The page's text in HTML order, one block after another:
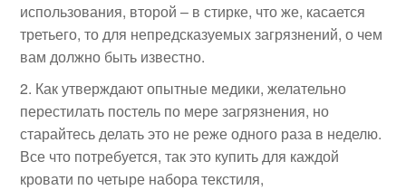
использования, второй – в стирке, что же, касается
третьего, то для непредсказуемых загрязнений, о чем
вам должно быть известно.
Как утверждают опытные медики, желательно
перестилать постель по мере загрязнения, но
старайтесь делать это не реже одного раза в неделю.
Все что потребуется, так это купить для каждой
кровати по четыре набора текстиля,